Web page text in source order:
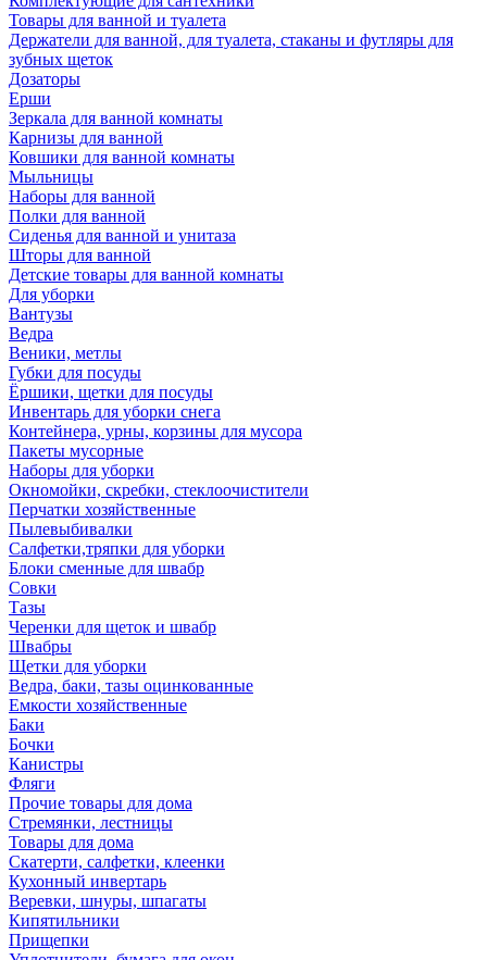
Товары для ванной и туалета
Держатели для ванной, для туалета, стаканы и футляры для
зубных щеток
Дозаторы
Ерши
Зеркала для ванной комнаты
Карнизы для ванной
Ковшики для ванной комнаты
Мыльницы
Наборы для ванной
Полки для ванной
Сиденья для ванной и унитаза
Шторы для ванной
Детские товары для ванной комнаты
Для уборки
Вантузы
Ведра
Веники, метлы
Губки для посуды
Ёршики, щетки для посуды
Инвентарь для уборки снега
Контейнера, урны, корзины для мусора
Пакеты мусорные
Наборы для уборки
Окномойки, скребки, стеклоочистители
Перчатки хозяйственные
Пылевыбивалки
Салфетки,тряпки для уборки
Блоки сменные для швабр
Совки
Тазы
Черенки для щеток и швабр
Швабры
Щетки для уборки
Ведра, баки, тазы оцинкованные
Емкости хозяйственные
Баки
Бочки
Канистры
Фляги
Прочие товары для дома
Стремянки, лестницы
Товары для дома
Скатерти, салфетки, клеенки
Кухонный инвертарь
Веревки, шнуры, шпагаты
Кипятильники
Прищепки